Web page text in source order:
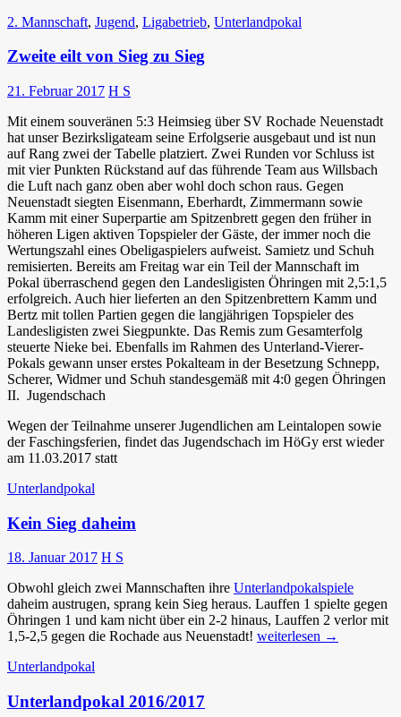
2. Mannschaft, Jugend, Ligabetrieb, Unterlandpokal
Zweite eilt von Sieg zu Sieg
21. Februar 2017 H S
Mit einem souveränen 5:3 Heimsieg über SV Rochade Neuenstadt
hat unser Bezirksligateam seine Erfolgserie ausgebaut und ist nun
auf Rang zwei der Tabelle platziert. Zwei Runden vor Schluss ist
mit vier Punkten Rückstand auf das führende Team aus Willsbach
die Luft nach ganz oben aber wohl doch schon raus. Gegen
Neuenstadt siegten Eisenmann, Eberhardt, Zimmermann sowie
Kamm mit einer Superpartie am Spitzenbrett gegen den früher in
höheren Ligen aktiven Topspieler der Gäste, der immer noch die
Wertungszahl eines Obeligaspielers aufweist. Samietz und Schuh
remisierten. Bereits am Freitag war ein Teil der Mannschaft im
Pokal überraschend gegen den Landesligisten Öhringen mit 2,5:1,5
erfolgreich. Auch hier lieferten an den Spitzenbrettern Kamm und
Bertz mit tollen Partien gegen die langjährigen Topspieler des
Landesligisten zwei Siegpunkte. Das Remis zum Gesamterfolg
steuerte Nieke bei. Ebenfalls im Rahmen des Unterland-Vierer-
Pokals gewann unser erstes Pokalteam in der Besetzung Schnepp,
Scherer, Widmer und Schuh standesgemäß mit 4:0 gegen Öhringen
II. Jugendschach
Wegen der Teilnahme unserer Jugendlichen am Leintalopen sowie
der Faschingsferien, findet das Jugendschach im HöGy erst wieder
am 11.03.2017 statt
Unterlandpokal
Kein Sieg daheim
18. Januar 2017 H S
Obwohl gleich zwei Mannschaften ihre Unterlandpokalspiele
daheim austrugen, sprang kein Sieg heraus. Lauffen 1 spielte gegen
Öhringen 1 und kam nicht über ein 2-2 hinaus, Lauffen 2 verlor mit
1,5-2,5 gegen die Rochade aus Neuenstadt! Kein
weiterlesen →
Unterlandpokal
Unterlandpokal 2016/2017